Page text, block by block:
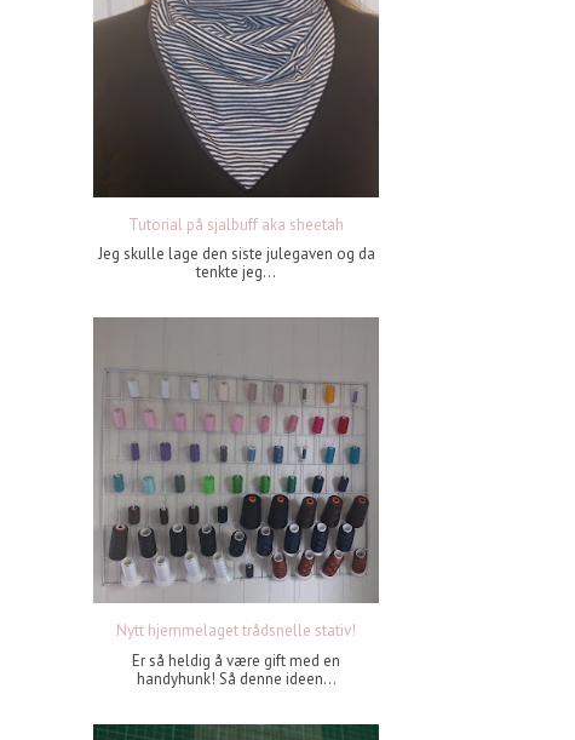
Tutorial på sjalbuff aka sheetah
Jeg skulle lage den siste julegaven og da
tenkte jeg...
Nytt hjemmelaget trådsnelle stativ!
Er så heldig å være gift med en
handyhunk! Så denne ideen...